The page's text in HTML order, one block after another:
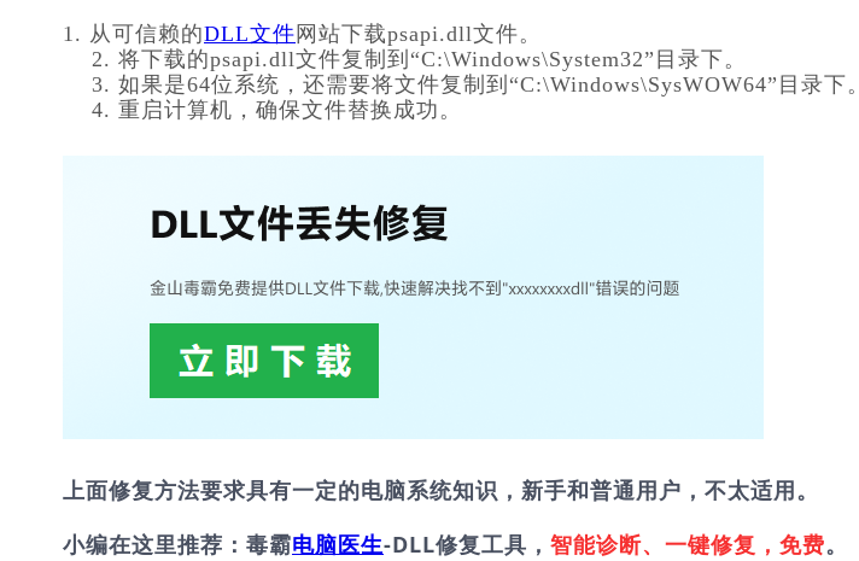
1. 从可信赖的DLL文件 网站下载psapi.dll文件。
    2. 将下载的psapi.dll文件复制到“C:\Windows\System32”目录下。
    3. 如果是64位系统，还需要将文件复制到“C:\Windows\SysWOW64”目录下。
    4. 重启计算机，确保文件替换成功。
上面修复方法要求具有一定的电脑系统知识，新手和普通用户，不太适用。
小编在这里推荐：毒霸电脑医生-DLL修复工具， 智能诊断、一键修复，免费。